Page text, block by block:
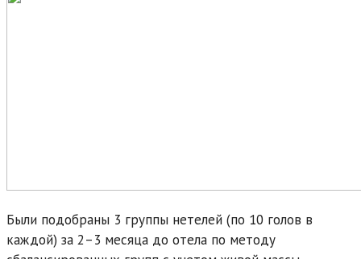
Были подобраны 3 группы нетелей (по 10 голов в
каждой) за 2–3 месяца до отела по методу